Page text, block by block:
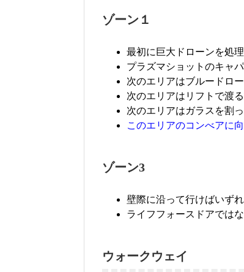
ゾーン１
最初に巨大ドローンを処
プラズマショットのキャ
次のエリアはブルードロ
次のエリアはリフトで渡
次のエリアはガラスを割
このエリアのコンべアに
ゾーン3
壁際に沿って行けばいず
ライフフォースドアでは
ウォークウェイ